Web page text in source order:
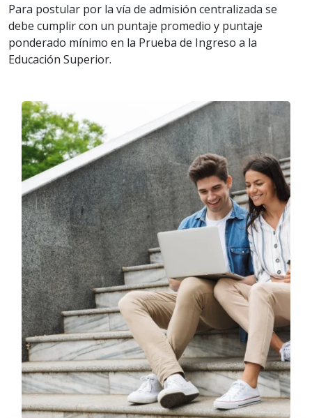
Para postular por la vía de admisión centralizada se
debe cumplir con un puntaje promedio y puntaje
ponderado mínimo en la Prueba de Ingreso a la
Educación Superior.